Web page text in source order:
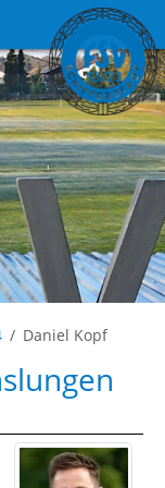
Daniel Kopf